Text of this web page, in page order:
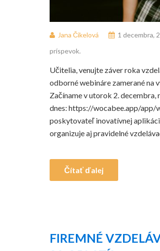
Jana Čikelová 1 decembra,
príspevok.
Učitelia, venujte záver roka
odborné webináre zamerané na
Začíname v utorok 2. decembra,
dnes: https://wocabee.app/app/
poskytovateľ inovatívnej
organizuje aj pravidelné
Čítať ďalej
FIREMNÉ